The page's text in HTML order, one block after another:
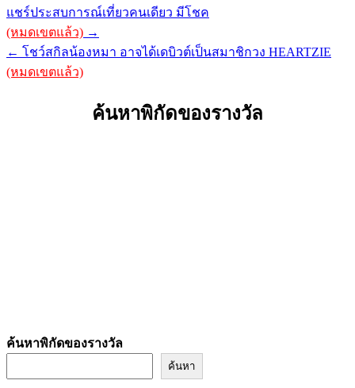
Post
navigation
แชร์ประสบการณ์เที่ยวคนเดียว มีโชค
(หมดเขตแล้ว) →
← โชว์สกิลน้องหมา อาจได้เดบิวต์เป็นสมาชิกวง HEARTZIE
(หมดเขตแล้ว)
ค้นหาพิกัดของรางวัล
ค้นหาพิกัดของรางวัล
ค้นหา